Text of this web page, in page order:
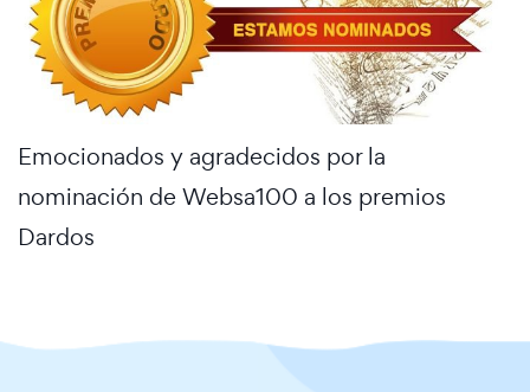
Emocionados y agradecidos por la
nominación de Websa100 a los premios
Dardos